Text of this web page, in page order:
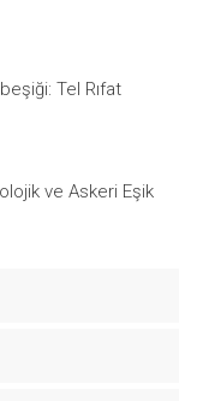
Tel Rıfat
ve Askeri Eşik